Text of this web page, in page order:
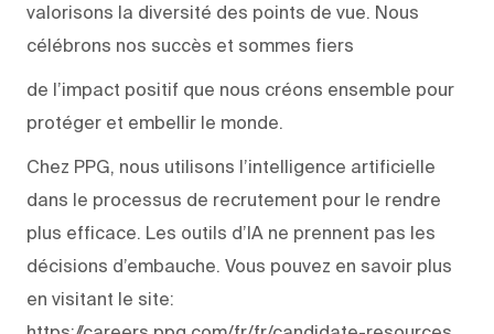
valorisons la diversité des points de vue. Nous
célébrons nos succès et sommes fiers
de l’impact positif que nous créons ensemble pour
protéger et embellir le monde.
Chez PPG, nous utilisons l’intelligence artificielle
dans le processus de recrutement pour le rendre
plus efficace. Les outils d’IA ne prennent pas les
décisions d’embauche. Vous pouvez en savoir plus
en visitant le site: